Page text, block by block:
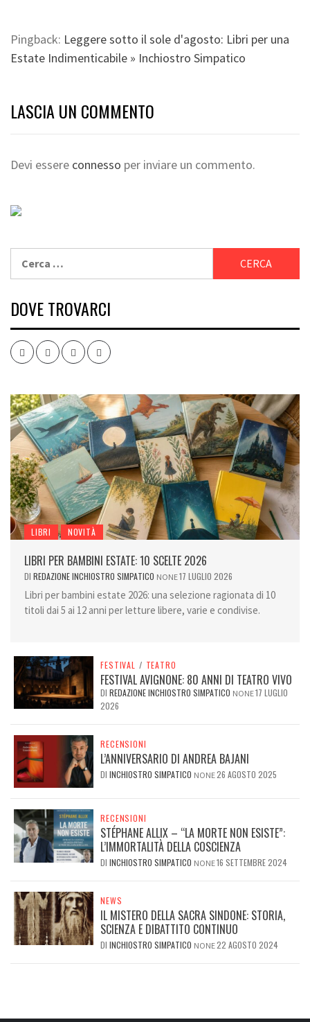
Pingback: Leggere sotto il sole d'agosto: Libri per una
Estate Indimenticabile » Inchiostro Simpatico
LASCIA UN COMMENTO
Devi essere connesso per inviare un commento.
per:
DOVE TROVARCI
FacebookTwitter InstagramYoutube
LIBRI NOVITÀ
LIBRI PER BAMBINI ESTATE: 10 SCELTE 2026
DI REDAZIONE INCHIOSTRO SIMPATICO NONE17 LUGLIO 2026
Libri per bambini estate 2026: una selezione ragionata di 10
titoli dai 5 ai 12 anni per letture libere, varie e condivise.
FESTIVAL / TEATRO
FESTIVAL AVIGNONE: 80 ANNI DI TEATRO VIVO
DI REDAZIONE INCHIOSTRO SIMPATICO NONE17 LUGLIO
2026
RECENSIONI
L’ANNIVERSARIO DI ANDREA BAJANI
DI INCHIOSTRO SIMPATICO NONE26 AGOSTO 2025
RECENSIONI
STÉPHANE ALLIX – “LA MORTE NON ESISTE”:
L’IMMORTALITÀ DELLA COSCIENZA
DI INCHIOSTRO SIMPATICO NONE16 SETTEMBRE 2024
NEWS
IL MISTERO DELLA SACRA SINDONE: STORIA,
SCIENZA E DIBATTITO CONTINUO
DI INCHIOSTRO SIMPATICO NONE22 AGOSTO 2024